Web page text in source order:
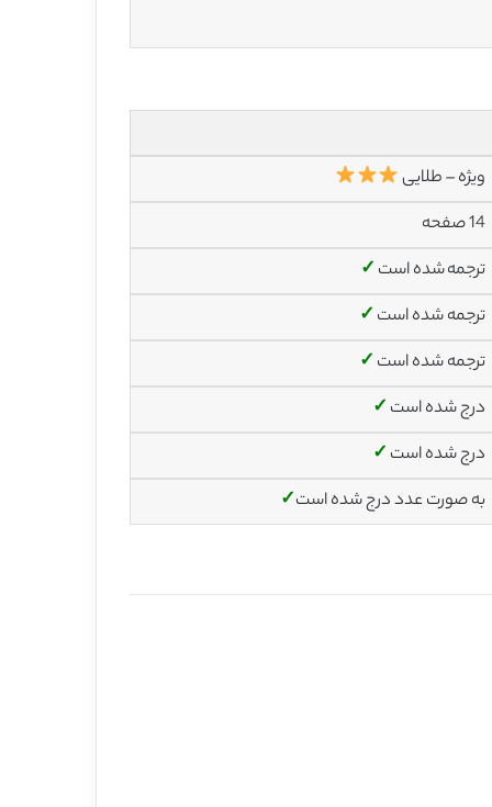
ویژه – طلایی
14 صفحه
ترجمه شده است ✓
ترجمه شده است ✓
ترجمه شده است ✓
درج شده است ✓
درج شده است ✓
به صورت عدد درج شده است✓